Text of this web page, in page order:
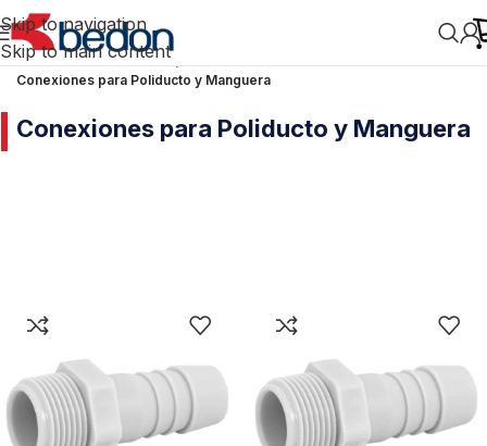
Skip to navigation
Skip to main content
Inicio/Plomería/Tuberías y Conexiones
Conexiones para Poliducto y Manguera
Conexiones para Poliducto y Manguera